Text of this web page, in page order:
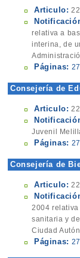
Articulo:
relativa a
interina, de
Páginas:
Consejería de
Articulo:
Juvenil
Páginas:
Consejería de
Articulo:
2004
sanitaria y
Ciudad
Páginas: